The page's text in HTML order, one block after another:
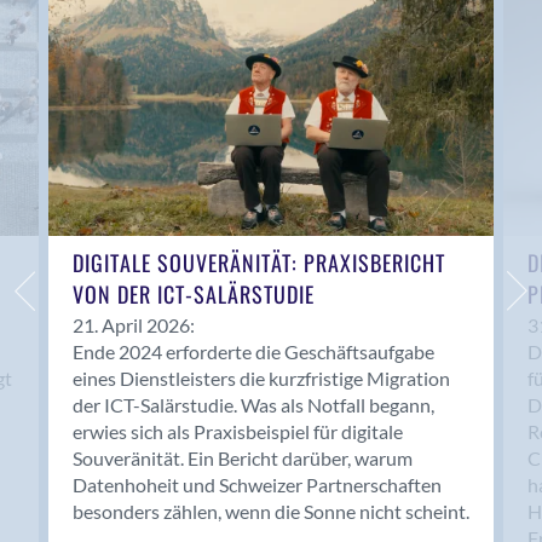
Anwil
Appenzell
Au SG
Baar
Baden
Balsthal
Balzers
Basel
Bassersdorf
Belp
Bendern
Benken (SG)
Bergdietikon
Berlin
Bern
Bern - Liebefeld
DIGITALE SOUVERÄNITÄT: PRAXISBERICHT
VON DER ICT-SALÄRSTUDIE
21. April 2026:
Ende 2024 erforderte die Geschäftsaufgabe
eines Dienstleisters die kurzfristige Migration
der ICT-Salärstudie. Was als Notfall begann,
erwies sich als Praxisbeispiel für digitale
Souveränität. Ein Bericht darüber, warum
Datenhoheit und Schweizer Partnerschaften
besonders zählen, wenn die Sonne nicht scheint.